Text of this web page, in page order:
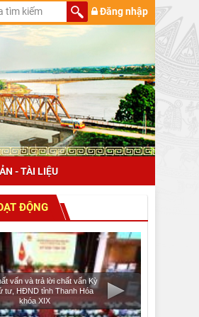
Đăng nhập
- TÀI LIỆU
ĐỘNG
vấn và trả lời chất vấn Kỳ
tư, HĐND tỉnh Thanh Hóa
khóa XIX